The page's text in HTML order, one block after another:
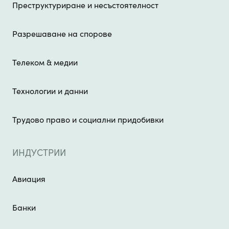
Преструктуриране и несъстоятелност
Разрешаване на спорове
Телеком & медии
Технологии и данни
Трудово право и социални придобивки
ИНДУСТРИИ
Авиация
Банки